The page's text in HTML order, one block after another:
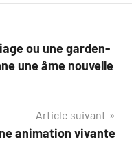
ou une garden-
une âme nouvelle
Article suivant
animation vivante